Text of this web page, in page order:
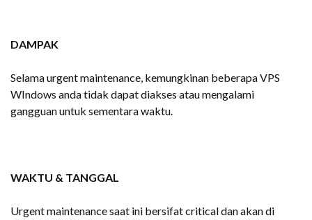
DAMPAK
Selama urgent maintenance, kemungkinan beberapa VPS
WIndows anda tidak dapat diakses atau mengalami
gangguan untuk sementara waktu.
WAKTU & TANGGAL
Urgent maintenance saat ini bersifat critical dan akan di